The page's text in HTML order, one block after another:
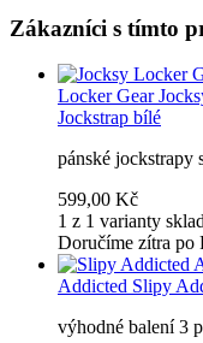
Zákazníci s tímto
Locker Gear
Jockstrap bílé
pánské jockstrapy
599,00 Kč
1 z 1 varianty
Doručíme zítra po
Addicted Slipy
výhodné balení 3